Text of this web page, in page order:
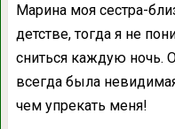
Марина моя сестра-
детстве, тогда я не
сниться каждую ночь.
всегда была
чем упрекать меня!